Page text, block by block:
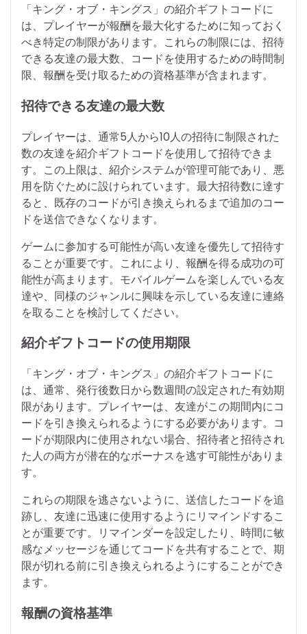
「キング・オブ・キングス」の紹介ギフトコードに
は、プレイヤーが報酬を最大化するために知っておく
べき特定の制限があります。これらの制限には、招待
できる友達の最大数、コードを使用するための時間制
限、報酬を受け取るための資格基準が含まれます。
招待できる友達の最大数
プレイヤーは、通常5人から10人の招待に制限された
数の友達を紹介ギフトコードを使用して招待できま
す。この上限は、紹介システムが管理可能であり、悪
用を防ぐために設けられています。最大招待数に達す
ると、既存のコードが引き換えられるまで追加のコー
ドを送信できなくなります。
ゲームに参加する可能性が高い友達を優先して招待す
ることが重要です。これにより、報酬を得る成功の可
能性が高まります。モバイルゲームを楽しんでいる友
達や、同様のジャンルに興味を示している友達に連絡
を取ることを検討してください。
紹介ギフトコードの使用期限
「キング・オブ・キングス」の紹介ギフトコードに
は、通常、発行後数日から数週間の設定された有効期
限があります。プレイヤーは、友達がこの期間内にコ
ードを引き換えられるようにする必要があります。コ
ードが期限内に使用されない場合、招待者と招待され
た人の両方が潜在的なボーナスを逃す可能性がありま
す。
これらの期限を逃さないように、送信したコードを追
跡し、友達に迅速に使用するようにリマインドするこ
とが重要です。リマインダーを設定したり、時間に敏
感なメッセージを通じてコードを共有することで、期
限が切れる前に引き換えられるようにすることができ
ます。
報酬の資格基準